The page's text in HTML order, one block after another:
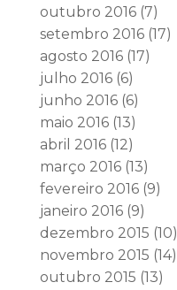
outubro 2016(7)
setembro 2016(17)
agosto 2016(17)
julho 2016(6)
junho 2016(6)
maio 2016(13)
abril 2016(12)
março 2016(13)
fevereiro 2016(9)
janeiro 2016(9)
dezembro 2015 (10)
novembro 2015 (14)
outubro 2015 (13)